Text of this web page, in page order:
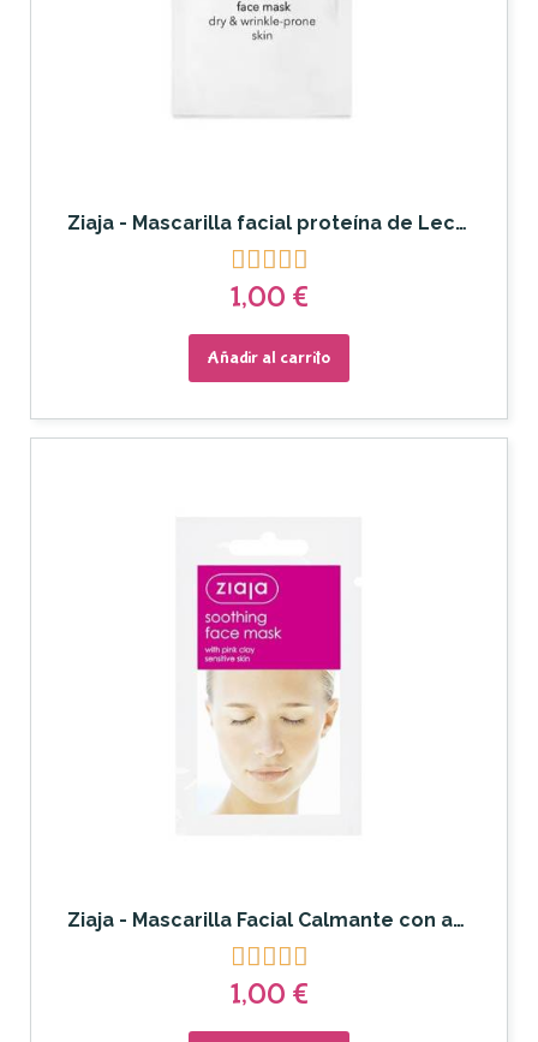
Ziaja - Mascarilla facial proteína de Leche de cabra

1,00 €
Añadir al carrito
Ziaja - Mascarilla Facial Calmante con arcilla rosa

1,00 €